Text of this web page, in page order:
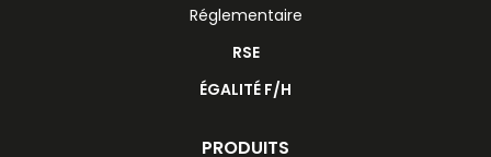
Réglementaire
RSE
ÉGALITÉ F/H
PRODUITS